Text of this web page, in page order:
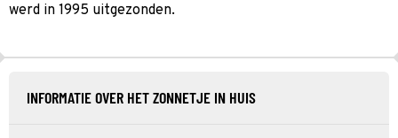
werd in 1995 uitgezonden.
INFORMATIE OVER HET ZONNETJE IN HUIS